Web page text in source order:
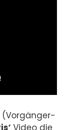
(Vorgänger-
Video die